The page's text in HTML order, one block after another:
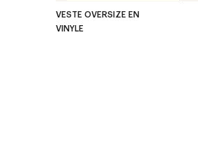
VESTE OVERSIZE EN
VINYLE